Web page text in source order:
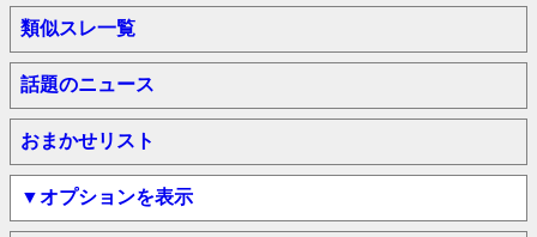
類似スレ一覧
話題のニュース
おまかせリスト
▼オプションを表示